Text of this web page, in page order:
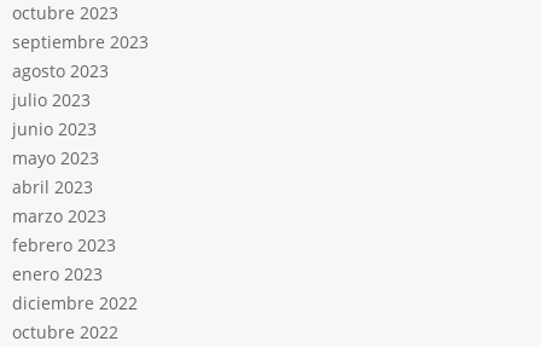
octubre 2023
septiembre 2023
agosto 2023
julio 2023
junio 2023
mayo 2023
abril 2023
marzo 2023
febrero 2023
enero 2023
diciembre 2022
octubre 2022